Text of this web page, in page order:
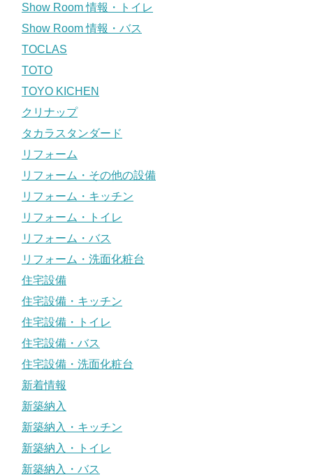
Show Room 情報・トイレ
Show Room 情報・バス
TOCLAS
TOTO
TOYO KICHEN
クリナップ
タカラスタンダード
リフォーム
リフォーム・その他の設備
リフォーム・キッチン
リフォーム・トイレ
リフォーム・バス
リフォーム・洗面化粧台
住宅設備
住宅設備・キッチン
住宅設備・トイレ
住宅設備・バス
住宅設備・洗面化粧台
新着情報
新築納入
新築納入・キッチン
新築納入・トイレ
新築納入・バス